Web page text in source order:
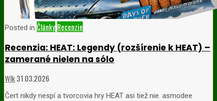
Posted in Články Recenzie
Recenzia: HEAT: Legendy (rozšírenie k HEAT) –
zamerané nielen na sólo
Wlk31.03.2026
Čert nikdy nespí a tvorcovia hry HEAT asi tiež nie. asmodee